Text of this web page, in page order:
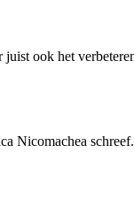
ook het
Nicomachea